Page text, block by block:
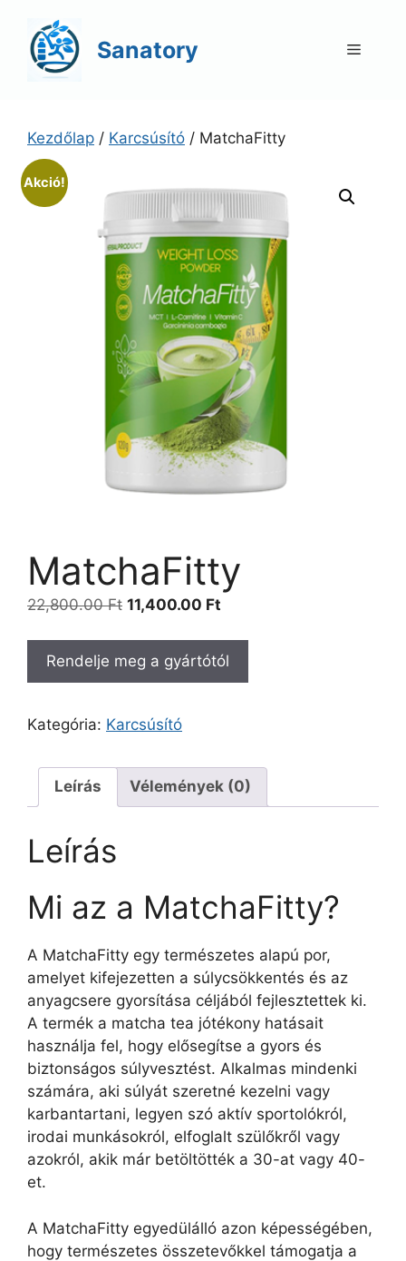
tartalomba
Sanatory Menü
Kezdőlap / Karcsúsító / MatchaFitty
Akció!
MatchaFitty
22,800.00Ft Original
22,800.00 Ft.
11,400.00 Ft
is:
11,400.00 Ft.
Rendelje meg a gyártótól
Kategória: Karcsúsító
Leírás Vélemények (0)
Leírás
Mi az a MatchaFitty?
A MatchaFitty egy természetes alapú por,
amelyet kifejezetten a súlycsökkentés és az
anyagcsere gyorsítása céljából fejlesztettek ki.
A termék a matcha tea jótékony hatásait
használja fel, hogy elősegítse a gyors és
biztonságos súlyvesztést. Alkalmas mindenki
számára, aki súlyát szeretné kezelni vagy
karbantartani, legyen szó aktív sportolókról,
irodai munkásokról, elfoglalt szülőkről vagy
azokról, akik már betöltötték a 30-at vagy 40-
et.
A MatchaFitty egyedülálló azon képességében,
hogy természetes összetevőkkel támogatja a